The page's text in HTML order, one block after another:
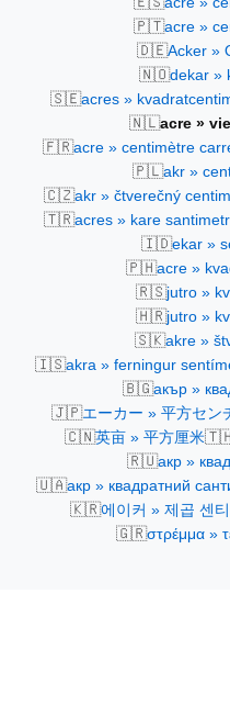
🇵🇹acre »
🇩🇪Acker »
🇳🇴dekar »
🇸🇪acres »
🇳🇱acre »
🇫🇷acre » centimètre
🇵🇱akr »
🇨🇿akr » čtverečný
🇹🇷acres » kare
🇮🇩ekar »
🇵🇭acre »
🇷🇸jutro »
🇭🇷jutro »
🇸🇰akre »
🇮🇸akra » ferningur
🇧🇬акър »
🇯🇵エーカー » 平方セン
🇨🇳英亩 » 平方厘米
🇷🇺акр »
🇺🇦акр » квадратний
🇰🇷에이커 » 제곱 센
🇬🇷στρέμμα »